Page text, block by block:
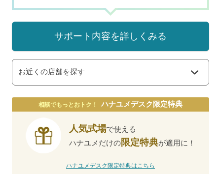
サポート内容を詳しくみる
お近くの店舗を探す
相談でもっとおトク！ ハナユメデスク限定特典
人気式場で使える
ハナユメだけの限定特典が適用に！
ハナユメデスク限定特典はこちら